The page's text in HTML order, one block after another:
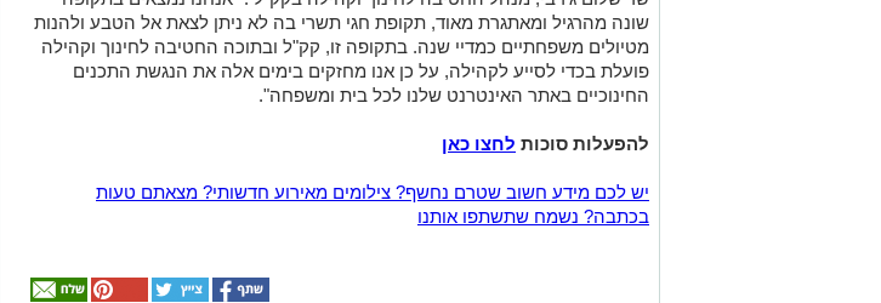
שונה מהרגיל ומאתגרת מאוד, תקופת חגי תשרי בה לא ניתן לצאת אל הטבע ולהנות
מטיולים משפחתיים כמדיי שנה. בתקופה זו, קק"ל ובתוכה החטיבה לחינוך וקהילה
פועלת בכדי לסייע לקהילה, על כן אנו מחזקים בימים אלה את הנגשת התכנים
החינוכיים באתר האינטרנט שלנו לכל בית ומשפחה".
להפעלות סוכות לחצו כאן
יש לכם מידע חשוב שטרם נחשף? צילומים מאירוע חדשותי? מצאתם טעות
בכתבה? נשמח שתשתפו אותנו